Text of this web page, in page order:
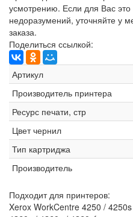
усмотрению. Если для Вас
недоразумений, уточняйте у
заказа.
Поделиться ссылкой:
Артикул
Производитель принтера
Ресурс печати, стр
Цвет чернил
Тип картриджа
Производитель
Подходит для принтеров:
Xerox WorkCentre 4250 /